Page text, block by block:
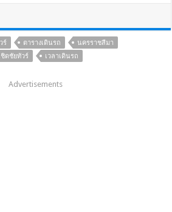
ร์ ตารางเดินรถ
นครราชสีมา
ชิดชัยทัวร์ เวลาเดินรถ
Advertisements